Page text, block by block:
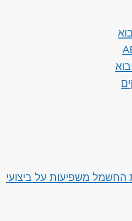
משפיעות על ביצועי